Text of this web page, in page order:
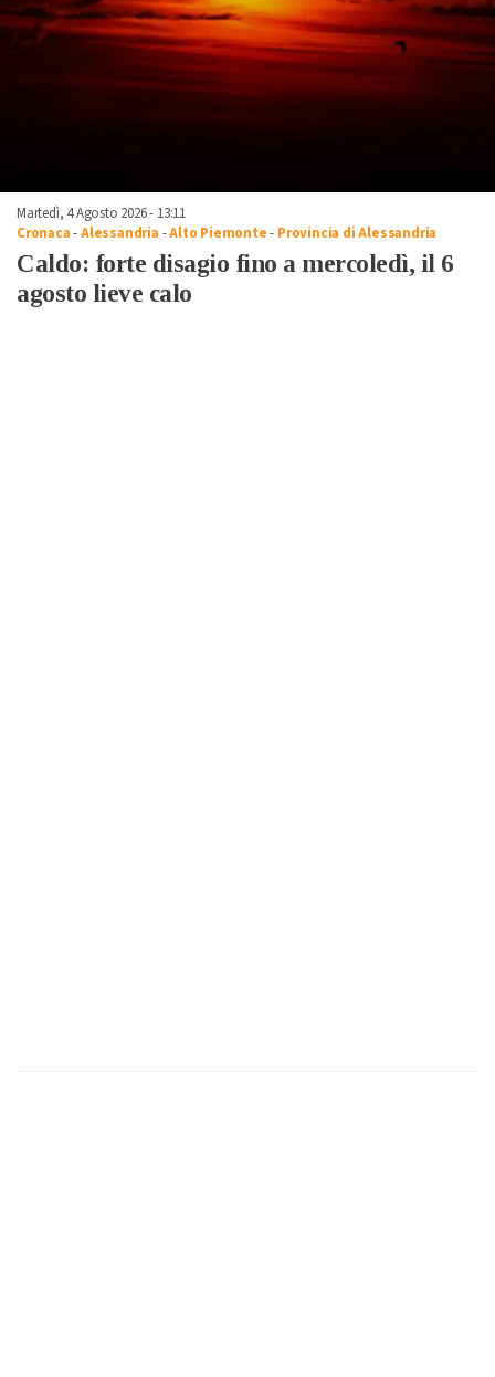
Martedì, 4 Agosto 2026 - 13:11
Cronaca-Alessandria -Alto Piemonte- Provincia di Alessandria
Caldo: forte disagio fino a mercoledì, il 6
agosto lieve calo